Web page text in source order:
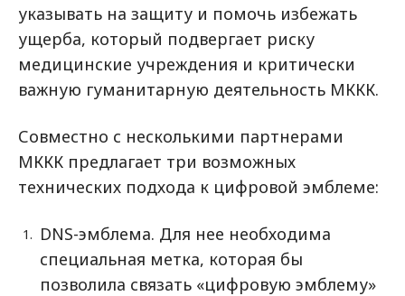
указывать на защиту и помочь избежать
ущерба, который подвергает риску
медицинские учреждения и критически
важную гуманитарную деятельность МККК.
Совместно с несколькими партнерами
МККК предлагает три возможных
технических подхода к цифровой эмблеме:
DNS-эмблема. Для нее необходима
специальная метка, которая бы
позволила связать «цифровую эмблему»